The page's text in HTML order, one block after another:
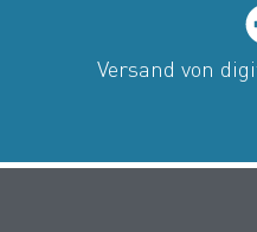
Versand von